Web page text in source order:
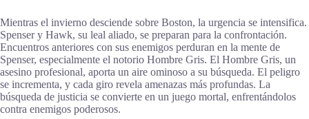
Mientras el invierno desciende sobre Boston, la urgencia se intensifica.
Spenser y Hawk, su leal aliado, se preparan para la confrontación.
Encuentros anteriores con sus enemigos perduran en la mente de
Spenser, especialmente el notorio Hombre Gris. El Hombre Gris, un
asesino profesional, aporta un aire ominoso a su búsqueda. El peligro
se incrementa, y cada giro revela amenazas más profundas. La
búsqueda de justicia se convierte en un juego mortal, enfrentándolos
contra enemigos poderosos.